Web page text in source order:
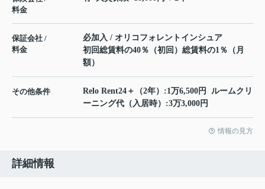
料金
保証会社 /
料金
必加入 / オリコフォレントインシュア
初回総賃料の40％（初回）総賃料の1％（月
額）
その他条件
Relo Rent24＋（2年）:1万6,500円 ルームクリ
ーニング代（入居時）:3万3,000円
情報の見方
詳細情報